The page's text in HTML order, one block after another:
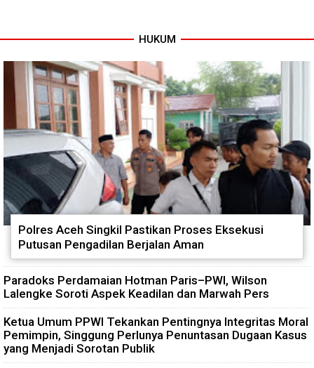
HUKUM
Polres Aceh Singkil Pastikan Proses Eksekusi
Putusan Pengadilan Berjalan Aman
Paradoks Perdamaian Hotman Paris–PWI, Wilson
Lalengke Soroti Aspek Keadilan dan Marwah Pers
Ketua Umum PPWI Tekankan Pentingnya Integritas Moral
Pemimpin, Singgung Perlunya Penuntasan Dugaan Kasus
yang Menjadi Sorotan Publik